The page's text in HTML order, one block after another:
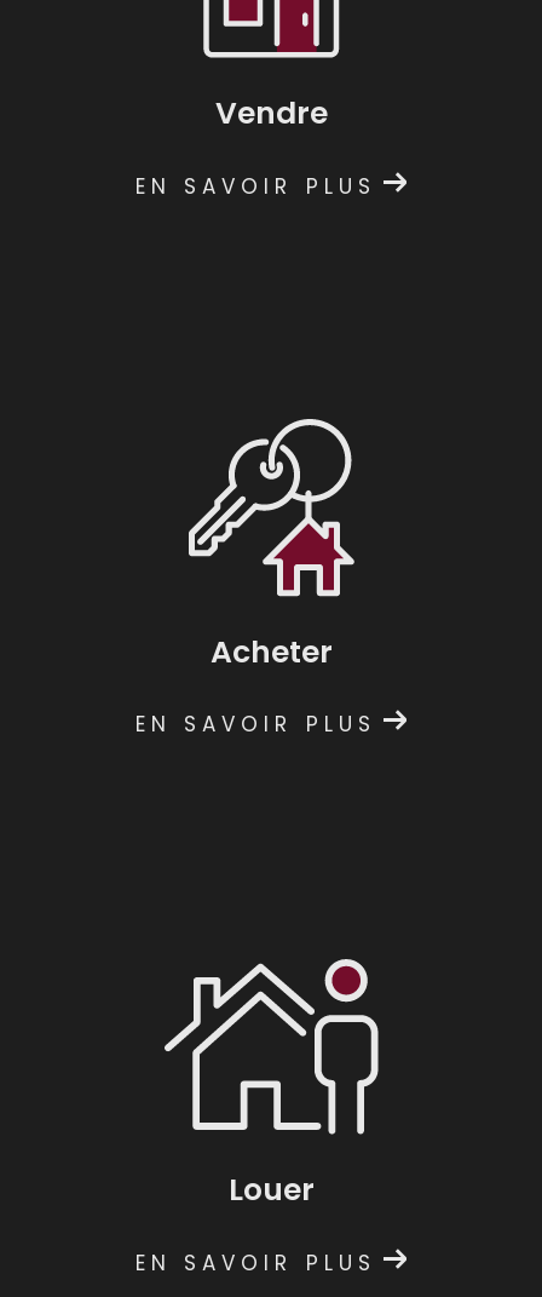
Vendre
EN SAVOIR PLUS
Acheter
EN SAVOIR PLUS
Louer
EN SAVOIR PLUS